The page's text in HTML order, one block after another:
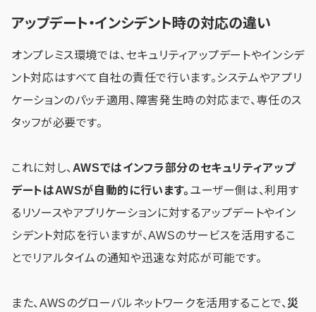
アップデート・インシデント時の対応の違い
オンプレミス環境では、セキュリティアップデートやインシデ
ント対応はすべて自社の責任で行います。システムやアプリ
ケーションのパッチ適用、障害発生時の対応まで、専任のス
タッフが必要です。
これに対し、 AWSではインフラ部分のセキュリティアップ
デートはAWSが自動的に行います。 ユーザー側は、利用す
るリソースやアプリケーションに対するアップデートやイン
シデント対応を行いますが、AWSのサービスを活用するこ
とでリアルタイムの通知や迅速な対応が可能です。
また、AWSのグローバルネットワークを活用することで、 災